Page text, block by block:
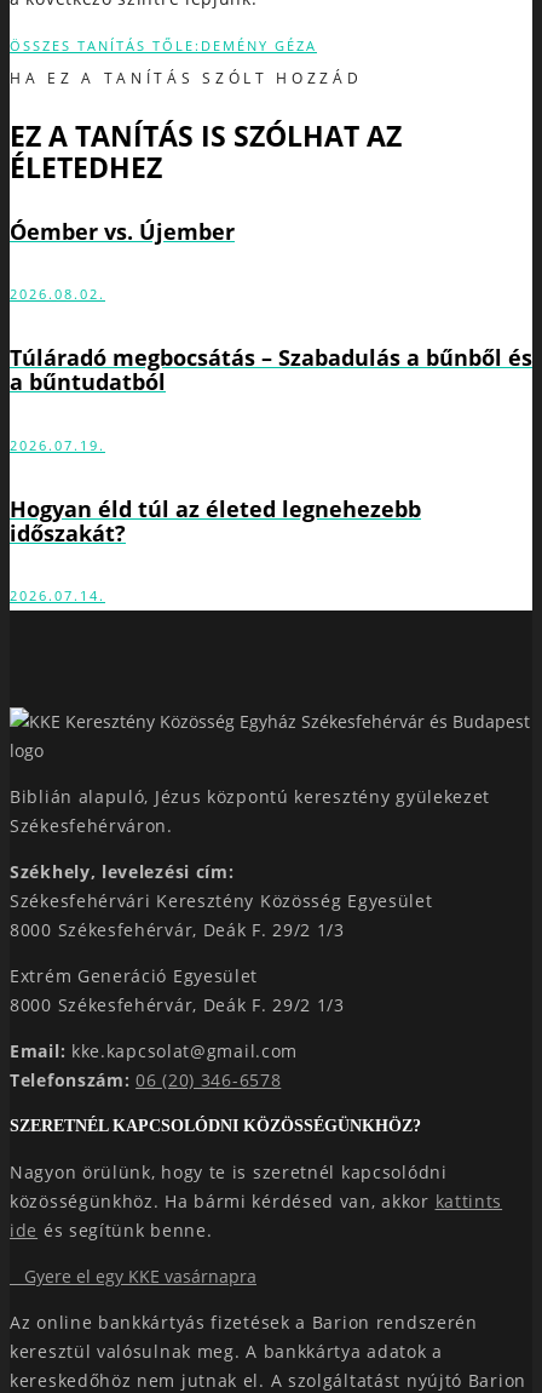
ÖSSZES TANÍTÁS TŐLE:DEMÉNY GÉZA
HA EZ A TANÍTÁS SZÓLT HOZZÁD
EZ A TANÍTÁS IS SZÓLHAT AZ
ÉLETEDHEZ
Óember vs. Újember
2026.08.02.
Túláradó megbocsátás – Szabadulás a bűnből és
a bűntudatból
2026.07.19.
Hogyan éld túl az életed legnehezebb
időszakát?
2026.07.14.
Biblián alapuló, Jézus központú keresztény gyülekezet
Székesfehérváron.
Székhely, levelezési cím:
Székesfehérvári Keresztény Közösség Egyesület
8000 Székesfehérvár, Deák F. 29/2 1/3
Extrém Generáció Egyesület
8000 Székesfehérvár, Deák F. 29/2 1/3
Email: kke.kapcsolat@gmail.com
Telefonszám: 06 (20) 346-6578
SZERETNÉL KAPCSOLÓDNI KÖZÖSSÉGÜNKHÖZ?
Nagyon örülünk, hogy te is szeretnél kapcsolódni
közösségünkhöz. Ha bármi kérdésed van, akkor kattints
ide és segítünk benne.
Gyere el egy KKE vasárnapra
Az online bankkártyás fizetések a Barion rendszerén
keresztül valósulnak meg. A bankkártya adatok a
kereskedőhöz nem jutnak el. A szolgáltatást nyújtó Barion